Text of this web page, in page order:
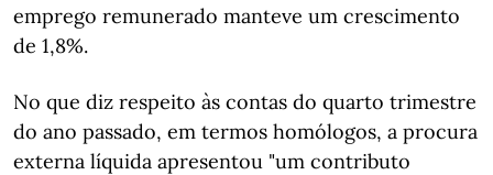
emprego remunerado manteve um crescimento
de 1,8%.
No que diz respeito às contas do quarto trimestre
do ano passado, em termos homólogos, a procura
externa líquida apresentou "um contributo